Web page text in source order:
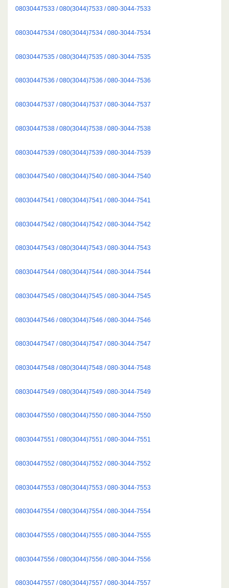
08030447533 / 080(3044)7533 / 080-3044-7533
08030447534 / 080(3044)7534 / 080-3044-7534
08030447535 / 080(3044)7535 / 080-3044-7535
08030447536 / 080(3044)7536 / 080-3044-7536
08030447537 / 080(3044)7537 / 080-3044-7537
08030447538 / 080(3044)7538 / 080-3044-7538
08030447539 / 080(3044)7539 / 080-3044-7539
08030447540 / 080(3044)7540 / 080-3044-7540
08030447541 / 080(3044)7541 / 080-3044-7541
08030447542 / 080(3044)7542 / 080-3044-7542
08030447543 / 080(3044)7543 / 080-3044-7543
08030447544 / 080(3044)7544 / 080-3044-7544
08030447545 / 080(3044)7545 / 080-3044-7545
08030447546 / 080(3044)7546 / 080-3044-7546
08030447547 / 080(3044)7547 / 080-3044-7547
08030447548 / 080(3044)7548 / 080-3044-7548
08030447549 / 080(3044)7549 / 080-3044-7549
08030447550 / 080(3044)7550 / 080-3044-7550
08030447551 / 080(3044)7551 / 080-3044-7551
08030447552 / 080(3044)7552 / 080-3044-7552
08030447553 / 080(3044)7553 / 080-3044-7553
08030447554 / 080(3044)7554 / 080-3044-7554
08030447555 / 080(3044)7555 / 080-3044-7555
08030447556 / 080(3044)7556 / 080-3044-7556
08030447557 / 080(3044)7557 / 080-3044-7557